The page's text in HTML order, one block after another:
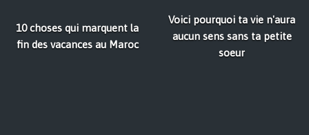
10 choses qui marquent la
fin des vacances au Maroc
Voici pourquoi ta vie n'aura
aucun sens sans ta petite
soeur